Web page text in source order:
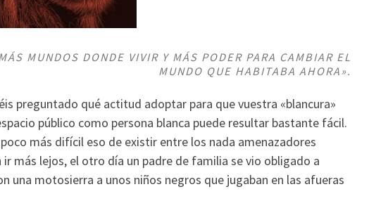
MUNDOS DONDE VIVIR Y MÁS PODER PARA CAMBIAR EL
MUNDO QUE HABITABA AHORA».
preguntado qué actitud adoptar para que vuestra «blancura»
público como persona blanca puede resultar bastante fácil.
más difícil eso de existir entre los nada amenazadores
más lejos, el otro día un padre de familia se vio obligado a
una motosierra a unos niños negros que jugaban en las afueras